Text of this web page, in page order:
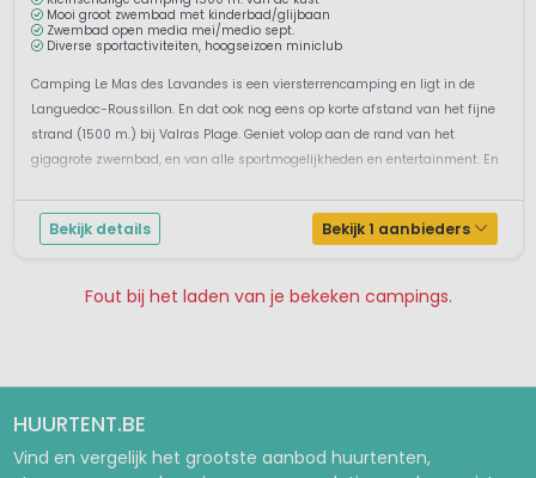
Mooi groot zwembad met kinderbad/glijbaan
Zwembad open media mei/medio sept.
Diverse sportactiviteiten, hoogseizoen miniclub
Camping Le Mas des Lavandes is een viersterrencamping en ligt in de
Languedoc-Roussillon. En dat ook nog eens op korte afstand van het fijne
strand (1500 m.) bij Valras Plage. Geniet volop aan de rand van het
gigagrote zwembad, en van alle sportmogelijkheden en entertainment. En
Bekijk details Bekijk 1 aanbieders
Fout bij het laden van je bekeken campings.
HUURTENT.BE
Vind en vergelijk het grootste aanbod huurtenten,